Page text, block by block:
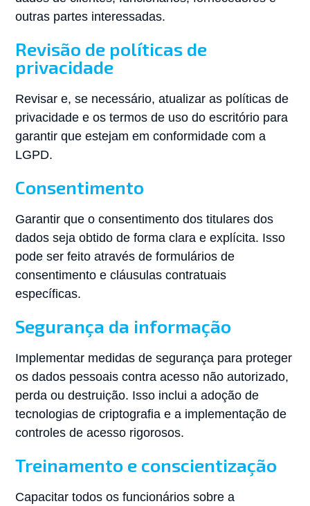
outras partes interessadas.
Revisão de políticas de
privacidade
Revisar e, se necessário, atualizar as políticas de
privacidade e os termos de uso do escritório para
garantir que estejam em conformidade com a
LGPD.
Consentimento
Garantir que o consentimento dos titulares dos
dados seja obtido de forma clara e explícita. Isso
pode ser feito através de formulários de
consentimento e cláusulas contratuais
específicas.
Segurança da informação
Implementar medidas de segurança para proteger
os dados pessoais contra acesso não autorizado,
perda ou destruição. Isso inclui a adoção de
tecnologias de criptografia e a implementação de
controles de acesso rigorosos.
Treinamento e conscientização
Capacitar todos os funcionários sobre a